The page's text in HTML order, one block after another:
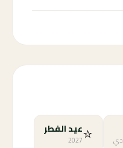
⭐عيد الفطر
2027